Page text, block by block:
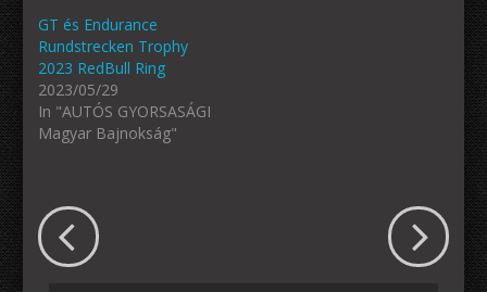
GT és Endurance
Rundstrecken Trophy
2023 RedBull Ring
2023/05/29
In "AUTÓS GYORSASÁGI
Magyar Bajnokság"